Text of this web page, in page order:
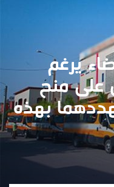
يرغم
منح
بهذه